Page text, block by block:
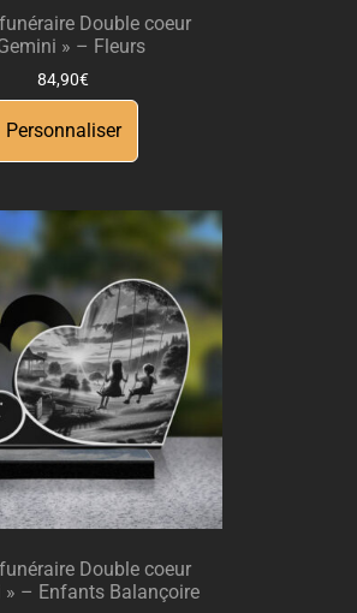
Double coeur
» – Fleurs
84,90€
Personnaliser
Double coeur
» – Enfants Balançoire